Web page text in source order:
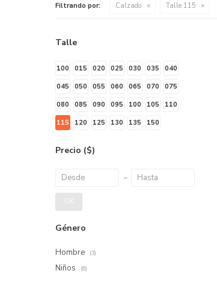
Filtrando por: Calzado Talle 115
Talle
100 015 020 025 030 035
040
045
050 055 060 065 070
075
080
085 090 095 100 105
110
115
120 125 130 135 150
Precio ($)
OK
Género
Hombre (3)
Niños (6)